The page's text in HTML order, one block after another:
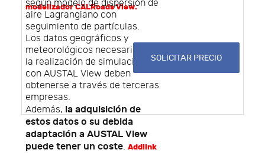
modelizador CALRoads View.
según modelo de dispersión de
aire Lagrangiano con
seguimiento de partículas.
Los datos geográficos y
meteorológicos necesarios para
la realización de simulaciones
con AUSTAL View deben
obtenerse a través de terceras
empresas.
Además, la adquisición de
estos datos o su debida
adaptación a AUSTAL View
puede tener un coste. Addlink
SOLICITAR PRECIO